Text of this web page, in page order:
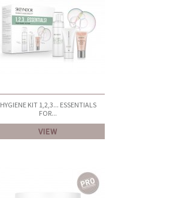
HYGIENE KIT 1,2,3... ESSENTIALS
FOR...
VIEW